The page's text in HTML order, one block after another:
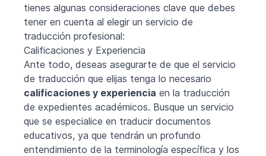
tienes algunas consideraciones clave que debes
tener en cuenta al elegir un servicio de
traducción profesional:
Calificaciones y Experiencia
Ante todo, deseas asegurarte de que el servicio
de traducción que elijas tenga lo necesario
calificaciones y experiencia en la traducción
de expedientes académicos. Busque un servicio
que se especialice en traducir documentos
educativos, ya que tendrán un profundo
entendimiento de la terminología específica y los